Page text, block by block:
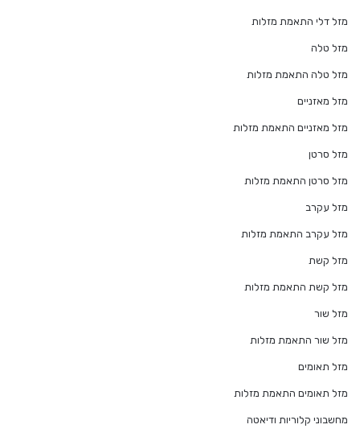
מזל דלי התאמת מזלות
מזל טלה
מזל טלה התאמת מזלות
מזל מאזניים
מזל מאזניים התאמת מזלות
מזל סרטן
מזל סרטן התאמת מזלות
מזל עקרב
מזל עקרב התאמת מזלות
מזל קשת
מזל קשת התאמת מזלות
מזל שור
מזל שור התאמת מזלות
מזל תאומים
מזל תאומים התאמת מזלות
מחשבוני קלוריות ודיאטה